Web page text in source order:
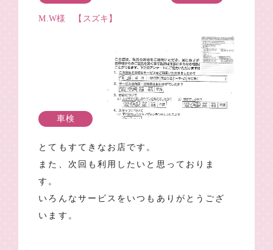
M.W様 【スズキ】
車検
とてもすてきなお店です。
また、次回も利用したいと思っておりま
す。
いろんなサービスをいつもありがとうござ
います。